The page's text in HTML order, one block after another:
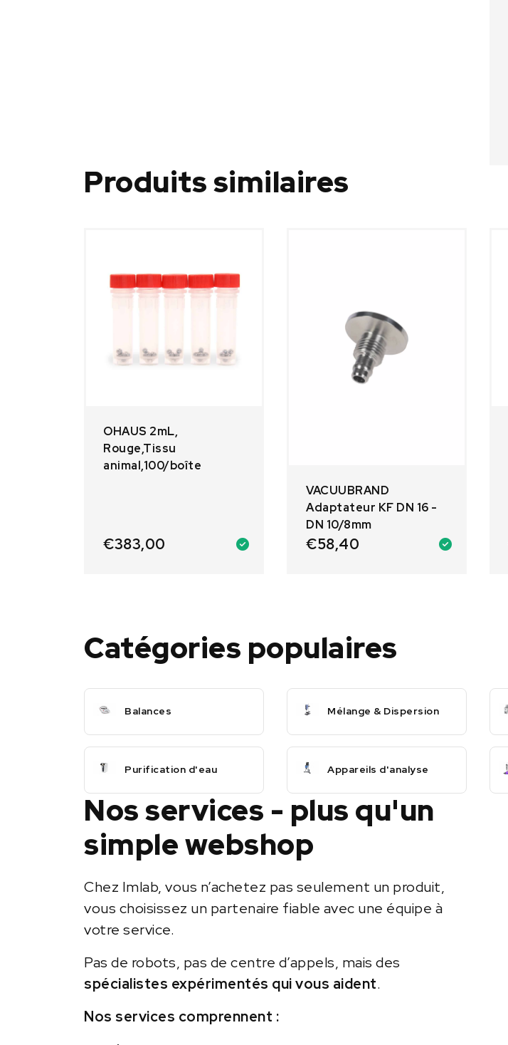
Produits similaires
OHAUS 2mL,
Rouge,Tissu
animal,100/boîte
€383,00
VACUUBRAND
Adaptateur KF DN 16 -
DN 10/8mm
€58,40
Catégories populaires
Balances Mélange & Dispersion
Purification d'eau Appareils d'analyse
Nos services - plus qu'un
simple webshop
Chez Imlab, vous n’achetez pas seulement un produit,
vous choisissez un partenaire fiable avec une équipe à
votre service.
Pas de robots, pas de centre d’appels, mais des
spécialistes expérimentés qui vous aident.
Nos services comprennent :